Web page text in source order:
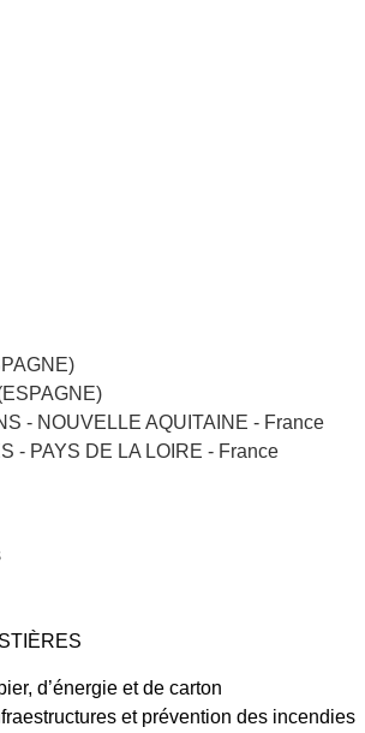
- NOUVELLE AQUITAINE - France
- PAYS DE LA LOIRE - France
d’énergie et de carton
et prévention des incendies